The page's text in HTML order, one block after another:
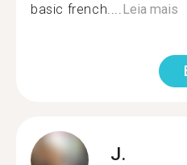
basic french.... Leia mais
J.